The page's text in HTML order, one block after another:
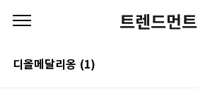
트렌드먼트
디올메달리옹 (1)